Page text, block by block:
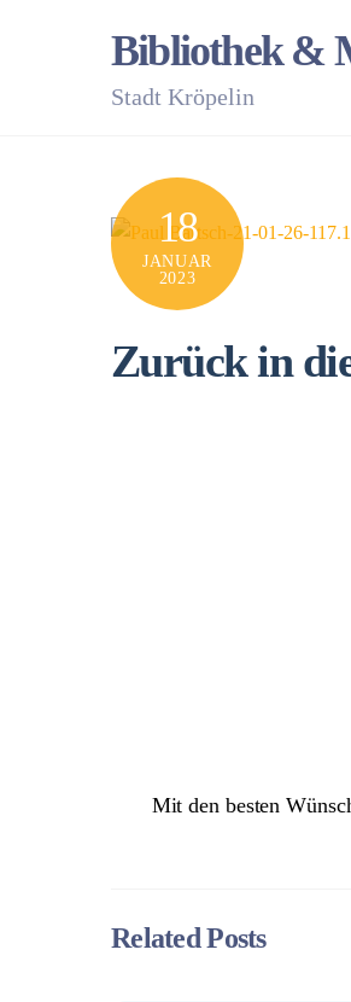
Bibliothek &
Stadt Kröpelin
18
JANUAR
2023
Zurück in
Mit den besten
Related Posts